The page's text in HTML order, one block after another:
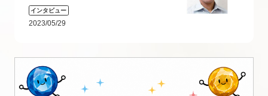
インタビュー
2023/05/29